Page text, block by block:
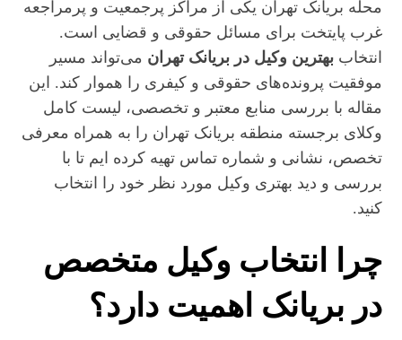
محله بریانک تهران یکی از مراکز پرجمعیت و پرمراجعه‌
غرب پایتخت برای مسائل حقوقی و قضایی است.
انتخاببهترین وکیل در بریانک تهران می‌تواند مسیر
موفقیت پرونده‌های حقوقی و کیفری را هموار کند. این
مقاله با بررسی منابع معتبر و تخصصی، لیست کامل
وکلای برجسته منطقه بریانک تهران را به همراه معرفی
تخصص، نشانی و شماره تماس تهیه کرده ایم تا با
بررسی و دید بهتری وکیل مورد نظر خود را انتخاب
کنید.
چرا انتخاب وکیل متخصص
در بریانک اهمیت دارد؟